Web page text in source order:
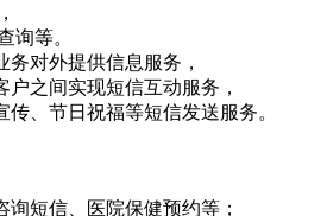
询等。
对外提供信息服务，
之间实现短信互动服务，
、节日祝福等短信发送服务。
短信、医院保健预约等；